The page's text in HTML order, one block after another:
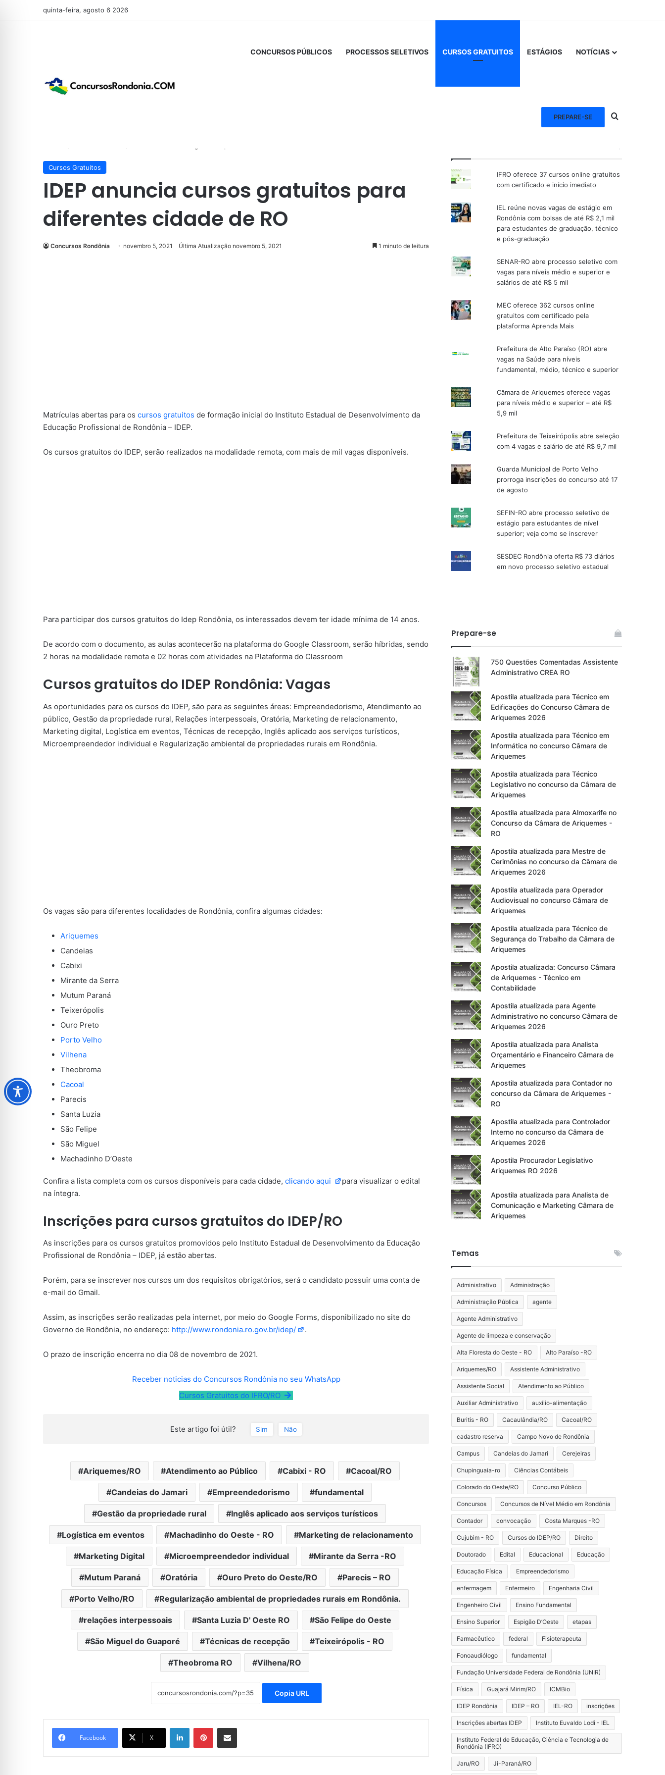
quinta-feira, agosto 6 2026
CONCURSOS PÚBLICOS PROCESSOS SELETIVOS CURSOS GRATUITOS ESTÁGIOS NOTÍCIAS
PREPARE-SE Procurar por
Cursos Gratuitos
IDEP anuncia cursos gratuitos para
diferentes cidade de RO
Concursos Rondônia novembro 5, 2021 Última Atualização novembro 5, 2021 1 minuto de leitura
Matrículas abertas para os cursos gratuitos de formação inicial do Instituto Estadual de Desenvolvimento da
Educação Profissional de Rondônia – IDEP.
Os cursos gratuitos do IDEP, serão realizados na modalidade remota, com mais de mil vagas disponíveis.
Para participar dos cursos gratuitos do Idep Rondônia, os interessados devem ter idade mínima de 14 anos.
De acordo com o documento, as aulas acontecerão na plataforma do Google Classroom, serão híbridas, sendo
2 horas na modalidade remota e 02 horas com atividades na Plataforma do Classroom
Cursos gratuitos do IDEP Rondônia: Vagas
As oportunidades para os cursos do IDEP, são para as seguintes áreas: Empreendedorismo, Atendimento ao
público, Gestão da propriedade rural, Relações interpessoais, Oratória, Marketing de relacionamento,
Marketing digital, Logística em eventos, Técnicas de recepção, Inglês aplicado aos serviços turísticos,
Microempreendedor individual e Regularização ambiental de propriedades rurais em Rondônia.
Os vagas são para diferentes localidades de Rondônia, confira algumas cidades:
Ariquemes
Candeias
Cabixi
Mirante da Serra
Mutum Paraná
Teixerópolis
Ouro Preto
Porto Velho
Vilhena
Theobroma
Cacoal
Parecis
Santa Luzia
São Felipe
São Miguel
Machadinho D’Oeste
Confira a lista completa com os cursos disponíveis para cada cidade, clicando aqui
para visualizar o edital
na íntegra.
Inscrições para cursos gratuitos do IDEP/RO
As inscrições para os cursos gratuitos promovidos pelo Instituto Estadual de Desenvolvimento da Educação
Profissional de Rondônia – IDEP, já estão abertas.
Porém, para se inscrever nos cursos um dos requisitos obrigatórios, será o candidato possuir uma conta de
e-mail do Gmail.
Assim, as inscrições serão realizadas pela internet, por meio do Google Forms, disponibilizado no site do
Governo de Rondônia, no endereço: http://www.rondonia.ro.gov.br/idep/ .
O prazo de inscrição encerra no dia 08 de novembro de 2021.
Receber noticias do Concursos Rondônia no seu WhatsApp
Cursos Gratuitos do IFRO/RO
Este artigo foi útil? Sim Não
Ariquemes/RO Atendimento ao Público Cabixi - RO Cacoal/RO
Candeias do Jamari Empreendedorismo fundamental
Gestão da propriedade rural Inglês aplicado aos serviços turísticos
Logística em eventos Machadinho do Oeste - RO Marketing de relacionamento
Marketing Digital Microempreendedor individual Mirante da Serra -RO
Mutum Paraná Oratória Ouro Preto do Oeste/RO Parecis – RO
Porto Velho/RO Regularização ambiental de propriedades rurais em Rondônia.
relações interpessoais Santa Luzia D' Oeste RO São Felipe do Oeste
São Miguel do Guaporé Técnicas de recepção Teixeirópolis - RO
Theobroma RO Vilhena/RO
Copia URL
Facebook X
LinkedinPinterestCompartilhar via e-mail
IFRO oferece 37 cursos online gratuitos
com certificado e início imediato
IEL reúne novas vagas de estágio em
Rondônia com bolsas de até R$ 2,1 mil
para estudantes de graduação, técnico
e pós-graduação
SENAR-RO abre processo seletivo com
vagas para níveis médio e superior e
salários de até R$ 5 mil
MEC oferece 362 cursos online
gratuitos com certificado pela
plataforma Aprenda Mais
Prefeitura de Alto Paraíso (RO) abre
vagas na Saúde para níveis
fundamental, médio, técnico e superior
Câmara de Ariquemes oferece vagas
para níveis médio e superior – até R$
5,9 mil
Prefeitura de Teixeirópolis abre seleção
com 4 vagas e salário de até R$ 9,7 mil
Guarda Municipal de Porto Velho
prorroga inscrições do concurso até 17
de agosto
SEFIN-RO abre processo seletivo de
estágio para estudantes de nível
superior; veja como se inscrever
SESDEC Rondônia oferta R$ 73 diários
em novo processo seletivo estadual
Prepare-se
750 Questões Comentadas Assistente
Administrativo CREA RO
Apostila atualizada para Técnico em
Edificações do Concurso Câmara de
Ariquemes 2026
Apostila atualizada para Técnico em
Informática no concurso Câmara de
Ariquemes
Apostila atualizada para Técnico
Legislativo no concurso da Câmara de
Ariquemes
Apostila atualizada para Almoxarife no
Concurso da Câmara de Ariquemes -
RO
Apostila atualizada para Mestre de
Cerimônias no concurso da Câmara de
Ariquemes 2026
Apostila atualizada para Operador
Audiovisual no concurso Câmara de
Ariquemes
Apostila atualizada para Técnico de
Segurança do Trabalho da Câmara de
Ariquemes
Apostila atualizada: Concurso Câmara
de Ariquemes - Técnico em
Contabilidade
Apostila atualizada para Agente
Administrativo no concurso Câmara de
Ariquemes 2026
Apostila atualizada para Analista
Orçamentário e Financeiro Câmara de
Ariquemes
Apostila atualizada para Contador no
concurso da Câmara de Ariquemes -
RO
Apostila atualizada para Controlador
Interno no concurso da Câmara de
Ariquemes 2026
Apostila Procurador Legislativo
Ariquemes RO 2026
Apostila atualizada para Analista de
Comunicação e Marketing Câmara de
Ariquemes
Temas
Administrativo Administração
Administração Pública agente
Agente Administrativo
Agente de limpeza e conservação
Alta Floresta do Oeste - RO Alto Paraíso -RO
Ariquemes/RO Assistente Administrativo
Assistente Social Atendimento ao Público
Auxiliar Administrativo auxílio-alimentação
Buritis - RO Cacaulândia/RO Cacoal/RO
cadastro reserva Campo Novo de Rondônia
Campus Candeias do Jamari Cerejeiras
Chupinguaia-ro Ciências Contábeis
Colorado do Oeste/RO Concurso Público
Concursos Concursos de Nível Médio em Rondônia
Contador convocação Costa Marques -RO
Cujubim - RO Cursos do IDEP/RO Direito
Doutorado Edital Educacional Educação
Educação Física Empreendedorismo
enfermagem Enfermeiro Engenharia Civil
Engenheiro Civil Ensino Fundamental
Ensino Superior Espigão D’Oeste etapas
Farmacêutico federal Fisioterapeuta
Fonoaudiólogo fundamental
Fundação Universidade Federal de Rondônia (UNIR)
Física Guajará Mirim/RO ICMBio
IDEP Rondônia IDEP – RO IEL-RO inscrições
Inscrições abertas IDEP Instituto Euvaldo Lodi - IEL
Instituto Federal de Educação, Ciência e Tecnologia de
Rondônia (IFRO)
Jaru/RO Ji-Paraná/RO